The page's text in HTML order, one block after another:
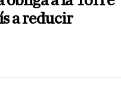
a reducir